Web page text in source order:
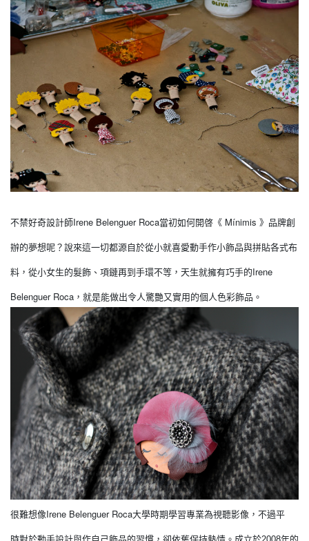
不禁好奇設計師Irene Belenguer Roca當初如何開啓 《 Mínimis 》 品牌創
辦的夢想呢？說來這一切都源自於從小就喜愛動手作小飾品與拼貼各式布
料，從小女生的髮飾、項鏈再到手環不等，天生就擁有巧手的Irene
Belenguer Roca， 就是能做出令人驚艷又實用的個人色彩飾品。
很難想像Irene Belenguer Roca大學時期學習專業為視聽影像，不過平